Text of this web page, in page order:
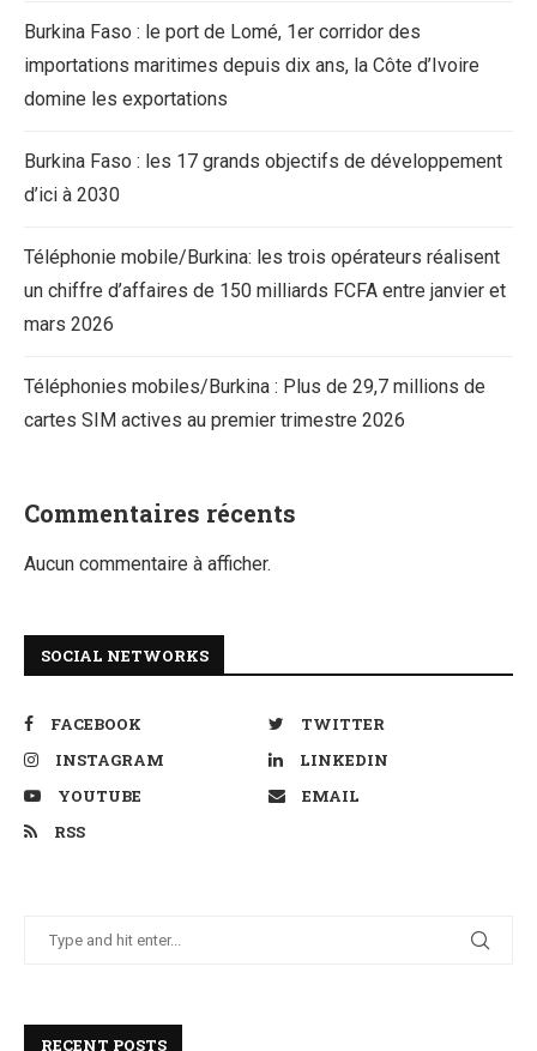
Burkina Faso : le port de Lomé, 1er corridor des
importations maritimes depuis dix ans, la Côte d’Ivoire
domine les exportations
Burkina Faso : les 17 grands objectifs de développement
d’ici à 2030
Téléphonie mobile/Burkina: les trois opérateurs réalisent
un chiffre d’affaires de 150 milliards FCFA entre janvier et
mars 2026
Téléphonies mobiles/Burkina : Plus de 29,7 millions de
cartes SIM actives au premier trimestre 2026
Commentaires récents
Aucun commentaire à afficher.
SOCIAL NETWORKS
FACEBOOK
TWITTER
INSTAGRAM
LINKEDIN
YOUTUBE
EMAIL
RSS
RECENT POSTS